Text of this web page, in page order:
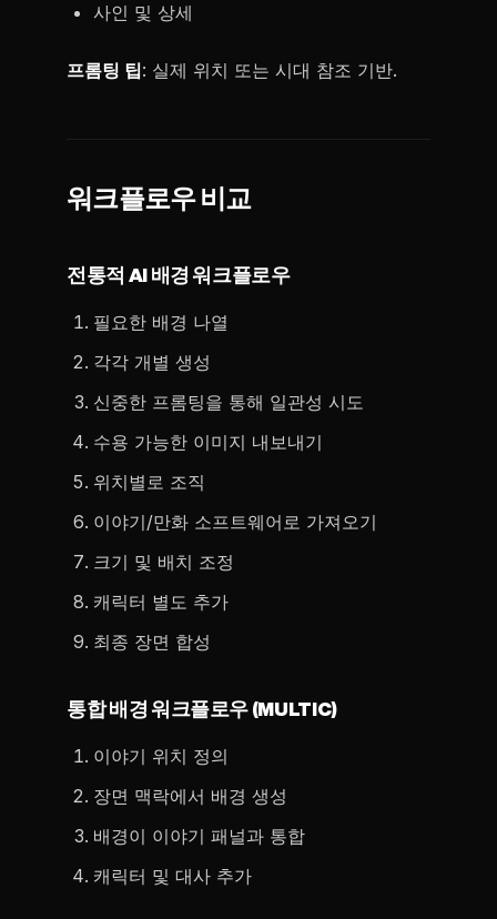
사인 및 상세
프롬팅 팁: 실제 위치 또는 시대 참조 기반.
워크플로우 비교
전통적 AI 배경 워크플로우
필요한 배경 나열
각각 개별 생성
신중한 프롬팅을 통해 일관성 시도
수용 가능한 이미지 내보내기
위치별로 조직
이야기/만화 소프트웨어로 가져오기
크기 및 배치 조정
캐릭터 별도 추가
최종 장면 합성
통합 배경 워크플로우 (MULTIC)
이야기 위치 정의
장면 맥락에서 배경 생성
배경이 이야기 패널과 통합
캐릭터 및 대사 추가